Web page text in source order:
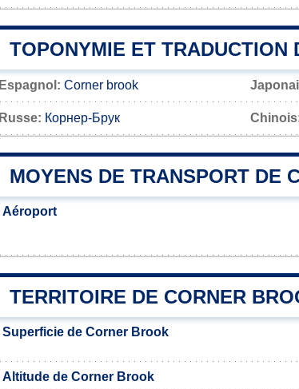
TOPONYMIE ET TRADUCTION
Espagnol: Corner brook
Russe: Корнер-Брук
MOYENS DE TRANSPORT DE
Aéroport
TERRITOIRE DE CORNER
Superficie de Corner Brook
Altitude de Corner Brook